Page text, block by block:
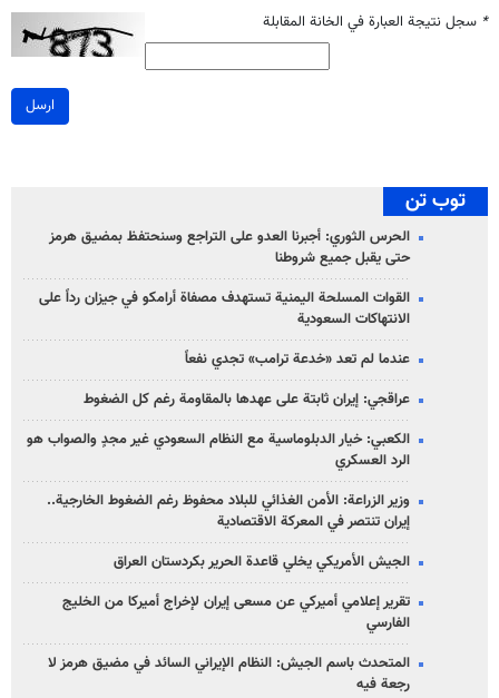
* سجل نتيجة العبارة في الخانة المقابلة
ارسل
توب تن
الحرس الثوري: أجبرنا العدو على التراجع وسنحتفظ بمضيق هرمز
حتى يقبل جميع شروطنا
القوات المسلحة اليمنية تستهدف مصفاة أرامكو في جيزان رداً على
الانتهاكات السعودية
عندما لم تعد «خدعة ترامب» تجدي نفعاً
عراقجي: إيران ثابتة على عهدها بالمقاومة رغم كل الضغوط
الكعبي: خيار الدبلوماسية مع النظام السعودي غير مجدٍ والصواب هو
الرد العسكري
وزير الزراعة: الأمن الغذائي للبلاد محفوظ رغم الضغوط الخارجية..
إيران تنتصر في المعركة الاقتصادية
الجيش الأمريكي يخلي قاعدة الحرير بكردستان العراق
تقرير إعلامي أميركي عن مسعى إيران لإخراج أميركا من الخليج
الفارسي
المتحدث باسم الجيش: النظام الإيراني السائد في مضيق هرمز لا
رجعة فيه